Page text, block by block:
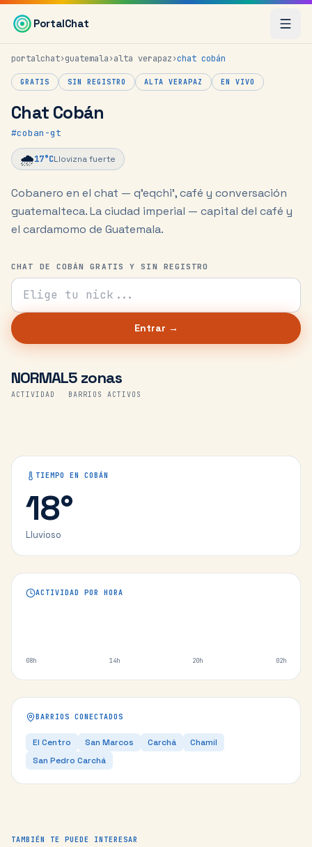
Saltar al contenido principal
PortalChat
portalchat›guatemala›alta verapaz›chat cobán
GRATIS SIN REGISTRO ALTA VERAPAZ EN VIVO
Chat Cobán
#coban-gt
🌧️17°CLlovizna fuerte
Cobanero en el chat — q'eqchi', café y conversación
guatemalteca.La ciudad imperial — capital del café y
el cardamomo de Guatemala.
CHAT DE COBÁN GRATIS Y SIN REGISTRO
Tu nick para el chat
Entrar →
NORMAL
ACTIVIDAD
5 zonas
BARRIOS ACTIVOS
TIEMPO EN COBÁN
18°
Lluvioso
ACTIVIDAD POR HORA
08h 14h 20h 02h
BARRIOS CONECTADOS
El Centro San Marcos Carchá
Chamil
San Pedro Carchá
TAMBIÉN TE PUEDE INTERESAR